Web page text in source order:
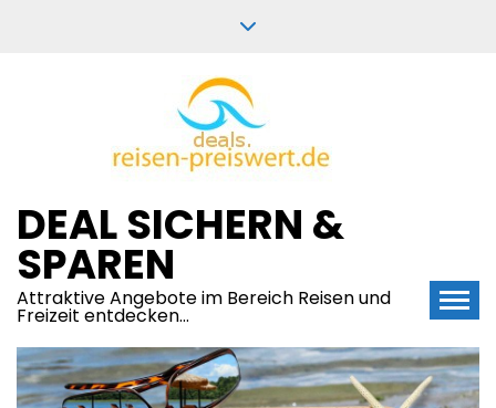
DEAL SICHERN &
SPAREN
Attraktive Angebote im Bereich Reisen und
Freizeit entdecken…